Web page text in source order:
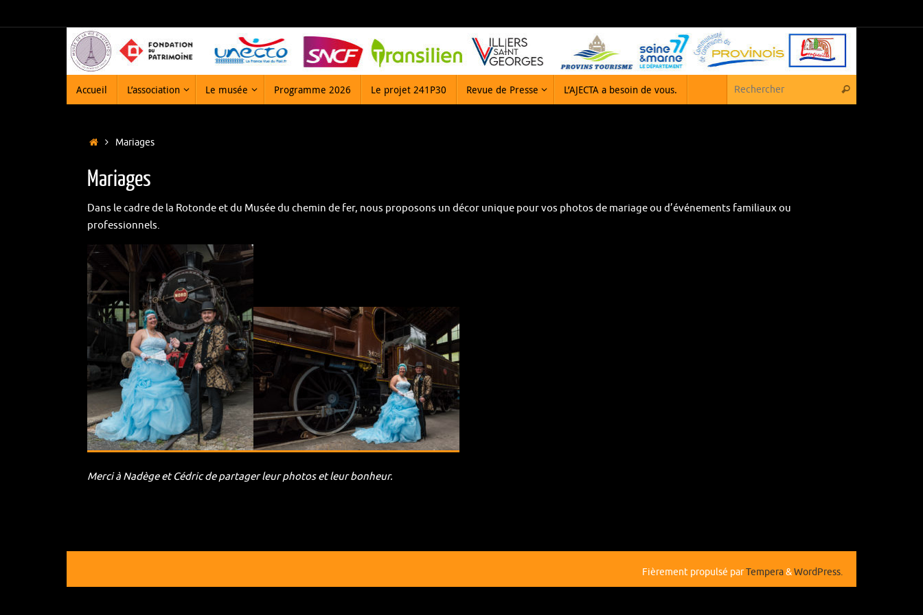
au
Accueil L’association Le musée Programme 2026 Le projet 241P30 Revue de Presse L’AJECTA a besoin de vous. Rechercher
Accueil
Mariages
Mariages
Dans le cadre de la Rotonde et du Musée du chemin de fer, nous proposons un décor unique pour vos photos de mariage ou d’événements familiaux ou
professionnels.
Merci à Nadège et Cédric de partager leur photos et leur bonheur.
Fièrement propulsé parTempera&WordPress.